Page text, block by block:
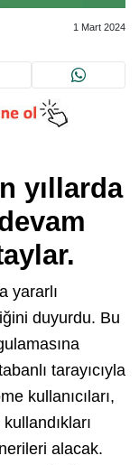
1 Mart 2024
yıllarda
yararlı
duyurdu. Bu
tarayıcıyla
kullanıcıları,
alacak.